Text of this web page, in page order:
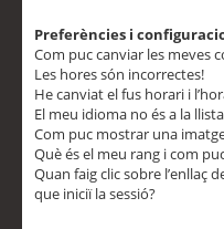
Preferències i
Com puc canviar les meves
Les hores són incorrectes!
He canviat el fus horari i
El meu idioma no és a la
Com puc mostrar una
Què és el meu rang i com
Quan faig clic sobre l’enllaç
que iniciï la sessió?